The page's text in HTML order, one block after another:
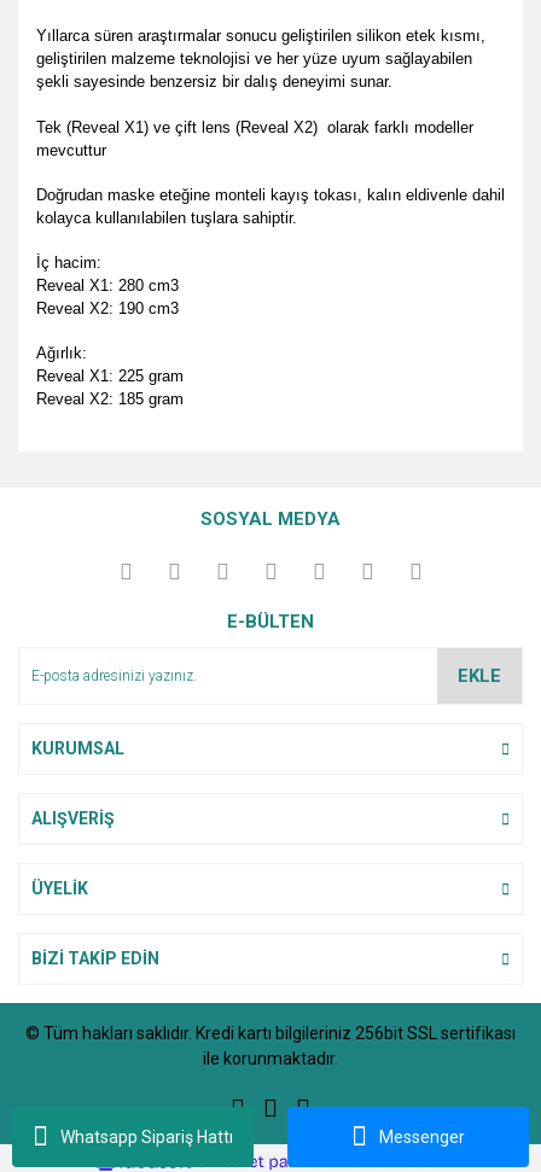
Whatsapp Sipariş Hattı Messenger
Yıllarca süren araştırmalar sonucu geliştirilen silikon etek kısmı,
geliştirilen malzeme teknolojisi ve her yüze uyum sağlayabilen
şekli sayesinde benzersiz bir dalış deneyimi sunar.
Tek (Reveal X1) ve çift lens (Reveal X2) olarak farklı modeller
mevcuttur
Doğrudan maske eteğine monteli kayış tokası, kalın eldivenle dahil
kolayca kullanılabilen tuşlara sahiptir.
İç hacim:
Reveal X1: 280 cm3
Reveal X2: 190 cm3
Ağırlık:
Reveal X1: 225 gram
Reveal X2: 185 gram
Yorum Yaz
kullanarak tarafımıza iletebilirsiniz.
Görüş ve önerileriniz için teşekkür ederiz.
Ürün açıklamasında eksik bilgiler bulunuyor.
SOSYAL MEDYA
E-BÜLTEN
EKLE
KURUMSAL
ALIŞVERİŞ
ÜYELİK
BİZİ TAKİP EDİN
© Tüm hakları saklıdır. Kredi kartı bilgileriniz 256bit SSL sertifikası
ile korunmaktadır.